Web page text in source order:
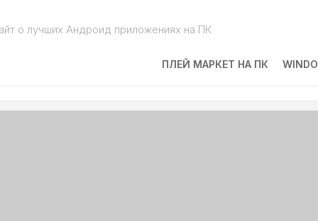
о лучших Андроид приложениях на ПК
ПЛЕЙ МАРКЕТ НА ПК